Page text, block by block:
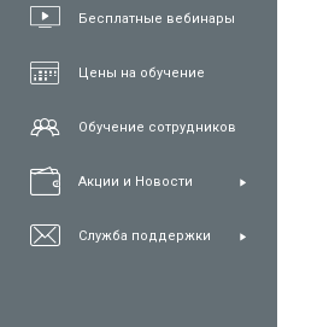
Бесплатные вебинары
Цены на обучение
Обучение сотрудников
Акции и Новости
Служба поддержки